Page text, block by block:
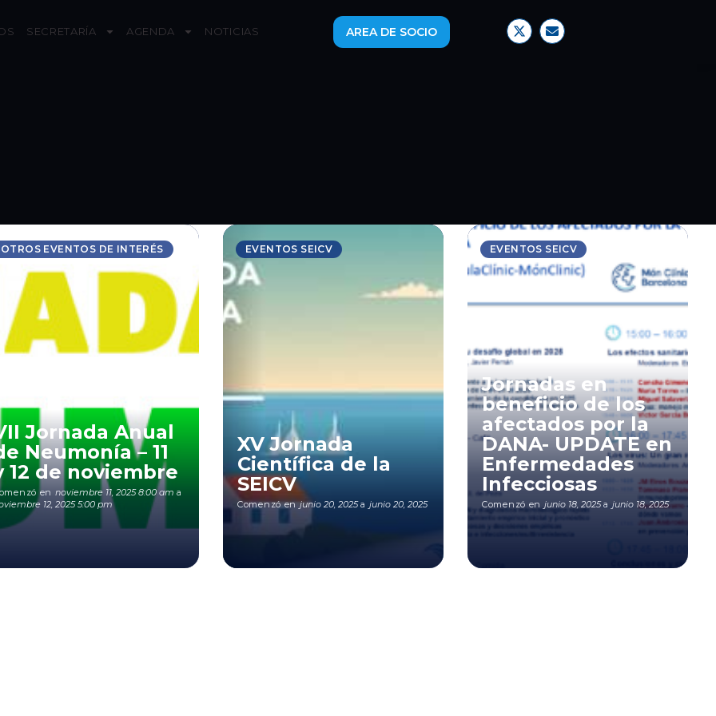
SECRETARÍA AGENDA NOTICIAS AREA DE SOCIO
OTROS EVENTOS DE INTERÉS
Jornada Anual
Neumonía – 11
12 de noviembre
en noviembre 11, 2025 8:00 am a
12, 2025 5:00 pm
EVENTOS SEICV
XV Jornada
Científica de la
SEICV
Comenzó enjunio 20, 2025a junio 20, 2025
EVENTOS SEICV
Jornadas en
beneficio de los
afectados por la
DANA- UPDATE en
Enfermedades
Infecciosas
Comenzó en junio 18, 2025a junio 18, 2025